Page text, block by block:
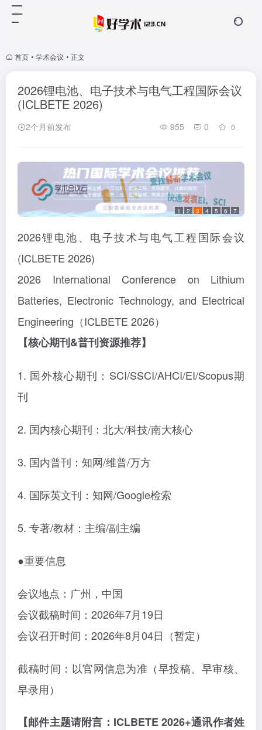
首页 • 学术会议 • 正文
2026锂电池、电子技术与电气工程国际会议
(ICLBETE 2026)
2个月前发布 955 0 0
1 2 3 4 5 6 7
2026锂电池、电子技术与电气工程国际会议
(ICLBETE 2026)
2026 International Conference on Lithium
Batteries, Electronic Technology, and Electrical
Engineering（ICLBETE 2026）
【核心期刊&普刊资源推荐】
1. 国外核心期刊 ： SCI/SSCI/AHCI/EI/Scopus期
刊
2. 国内核心期刊 ：北大/科技/南大核心
3. 国内普刊 ：知网/维普/万方
4. 国际英文刊 ：知网/Google检索
5. 专著/教材 ：主编/副主编
●重要信息
会议地点：广州，中国
会议截稿时间： 2026年7月19日
会议召开时间： 2026年8月04日（暂定）
截稿时间：以官网信息为准（早投稿、早审核、
早录用）
【邮件主题请附言：ICLBETE 2026+通讯作者姓